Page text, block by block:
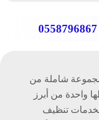
0558796867
مجموعة شاملة من
واحدة من أبرز
تنظيف